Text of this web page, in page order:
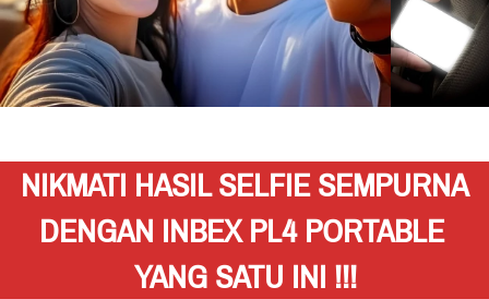
NIKMATI HASIL SELFIE SEMPURNA
DENGAN INBEX PL4 PORTABLE
YANG SATU INI !!!